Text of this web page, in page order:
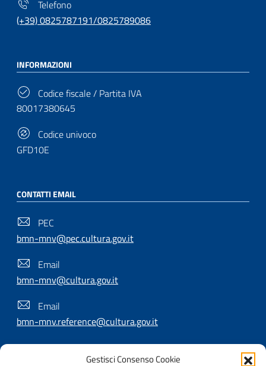
Gestisci Consenso Cookie
Telefono
(+39) 0825787191/0825789086
INFORMAZIONI
Codice fiscale / Partita IVA
80017380645
Codice univoco
GFD10E
CONTATTI EMAIL
PEC
bmn-mnv@pec.cultura.gov.it
Email
bmn-mnv@cultura.gov.it
Email
bmn-mnv.reference@cultura.gov.it